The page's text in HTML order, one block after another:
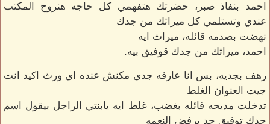
احمد بنفاذ صبر، حضرتك هتفهمي كل حاجه هنروح المكتب
عندي وتستلمي كل ميراثك من جدك
نهضت بصدمه قائله، ميراث ايه
احمد، ميراثك من جدك قوفيق بيه.
رهف بجديه، بس انا عارفه جدي مكنش عنده اي ورث اكيد انت
جيت العنوان الغلط
تدخلت مديحه قائله بغضب، غلط ايه يابنتي الراجل بيقول اسم
جدك توفيق حد يرفض النعمه